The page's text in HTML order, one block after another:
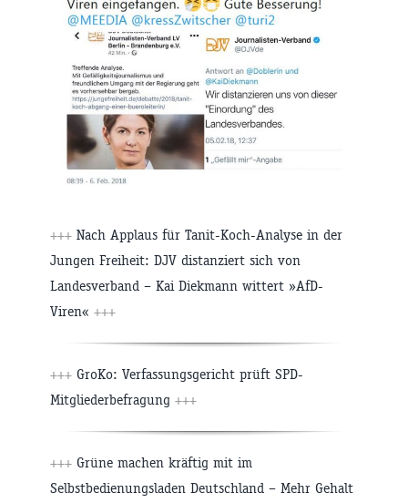
+++ Nach Applaus für Tanit-Koch-Analyse in der
Jungen Freiheit: DJV distanziert sich von
Landesverband – Kai Diekmann wittert »AfD-
Viren« +++
+++ GroKo: Verfassungsgericht prüft SPD-
Mitgliederbefragung +++
+++ Grüne machen kräftig mit im
Selbstbedienungsladen Deutschland – Mehr Gehalt